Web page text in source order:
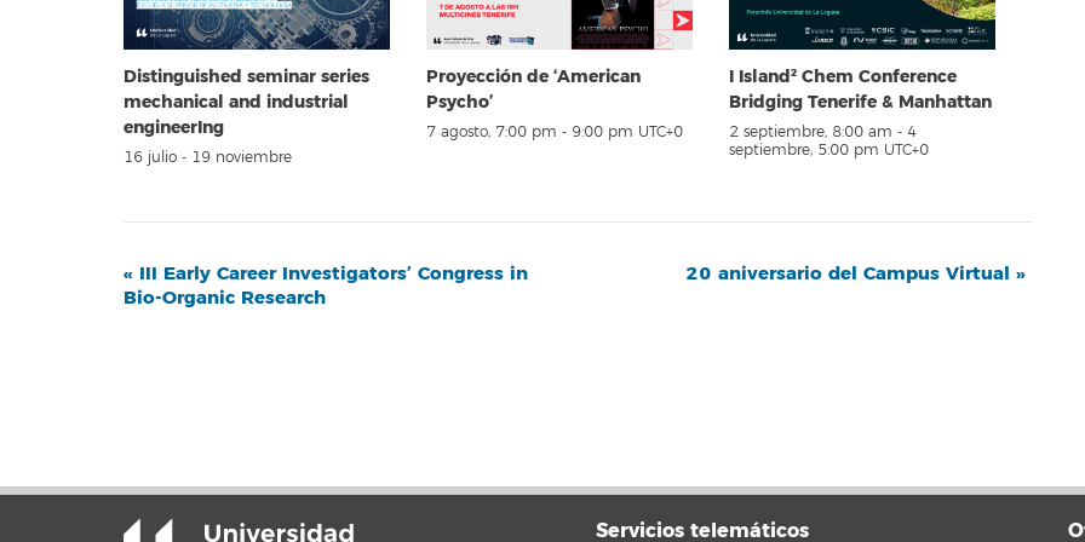
Distinguished seminar series
mechanical and industrial
engineerIng
16 julio - 19 noviembre
Proyección de ‘American
Psycho’
7 agosto, 7:00 pm - 9:00 pm UTC+0
I Island² Chem Conference
Bridging Tenerife & Manhattan
2 septiembre, 8:00 am - 4
septiembre, 5:00 pm UTC+0
Navegación
del
« III Early Career Investigators’ Congress in
Bio-Organic Research
20 aniversario del Campus Virtual »
Servicios telemáticos